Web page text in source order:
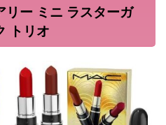
リー ミニ ラスターガ
トリオ